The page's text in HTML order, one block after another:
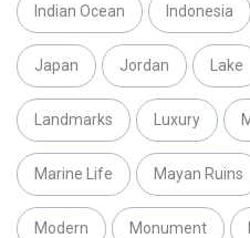
Indian Ocean Indonesia
Japan Jordan Lake
Landmarks Luxury
Marine Life Mayan Ruins
Modern Monument